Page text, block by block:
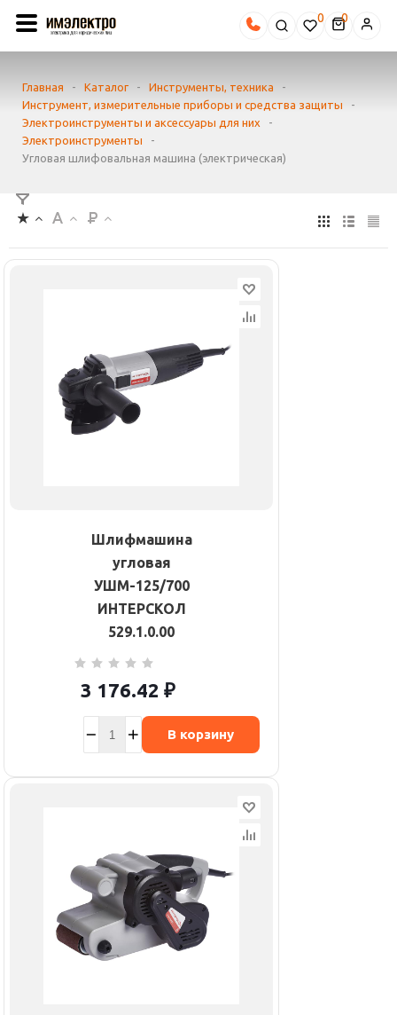
0
Главная - Каталог - Инструменты, техника
-
Инструмент, измерительные приборы и средства защиты
-
Электроинструменты и аксессуары для них
-
Электроинструменты
-
Угловая шлифовальная машина (электрическая)
Шлифмашина
угловая
УШМ-125/700
ИНТЕРСКОЛ
529.1.0.00
3 176.42 ₽
В корзину